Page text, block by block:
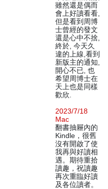
雖然還是偶而
會上好讀看看,
但是看到周博
士曾經的發文
還是心中不捨,
終於, 今天久
違的上線,看到
新版主的通知,
開心不已, 也
希望周博士在
天上也是同樣
歡欣.
2023/7/18
Mac
翻書抽屜內的
Kindle，很舊
沒有開啟了使
我再與好讀相
遇。期待重拾
讀趣，祝讀趣
再次重臨好讀
及各位讀者。